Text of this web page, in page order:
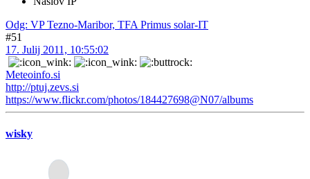
Odg: VP Tezno-Maribor, TFA Primus solar-IT
#51
17. Julij 2011, 10:55:02
Meteoinfo.si
http://ptuj.zevs.si
https://www.flickr.com/photos/184427698@N07/albums
wisky